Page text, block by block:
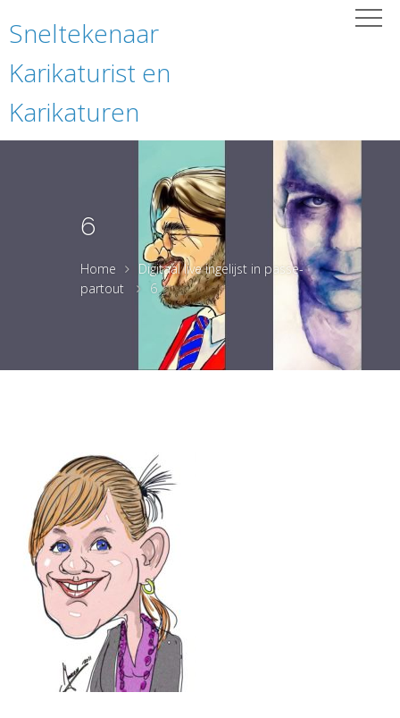
Sneltekenaar
Karikaturist en
Karikaturen
6
Home
Digitaal live ingelijst in passe-
partout
6